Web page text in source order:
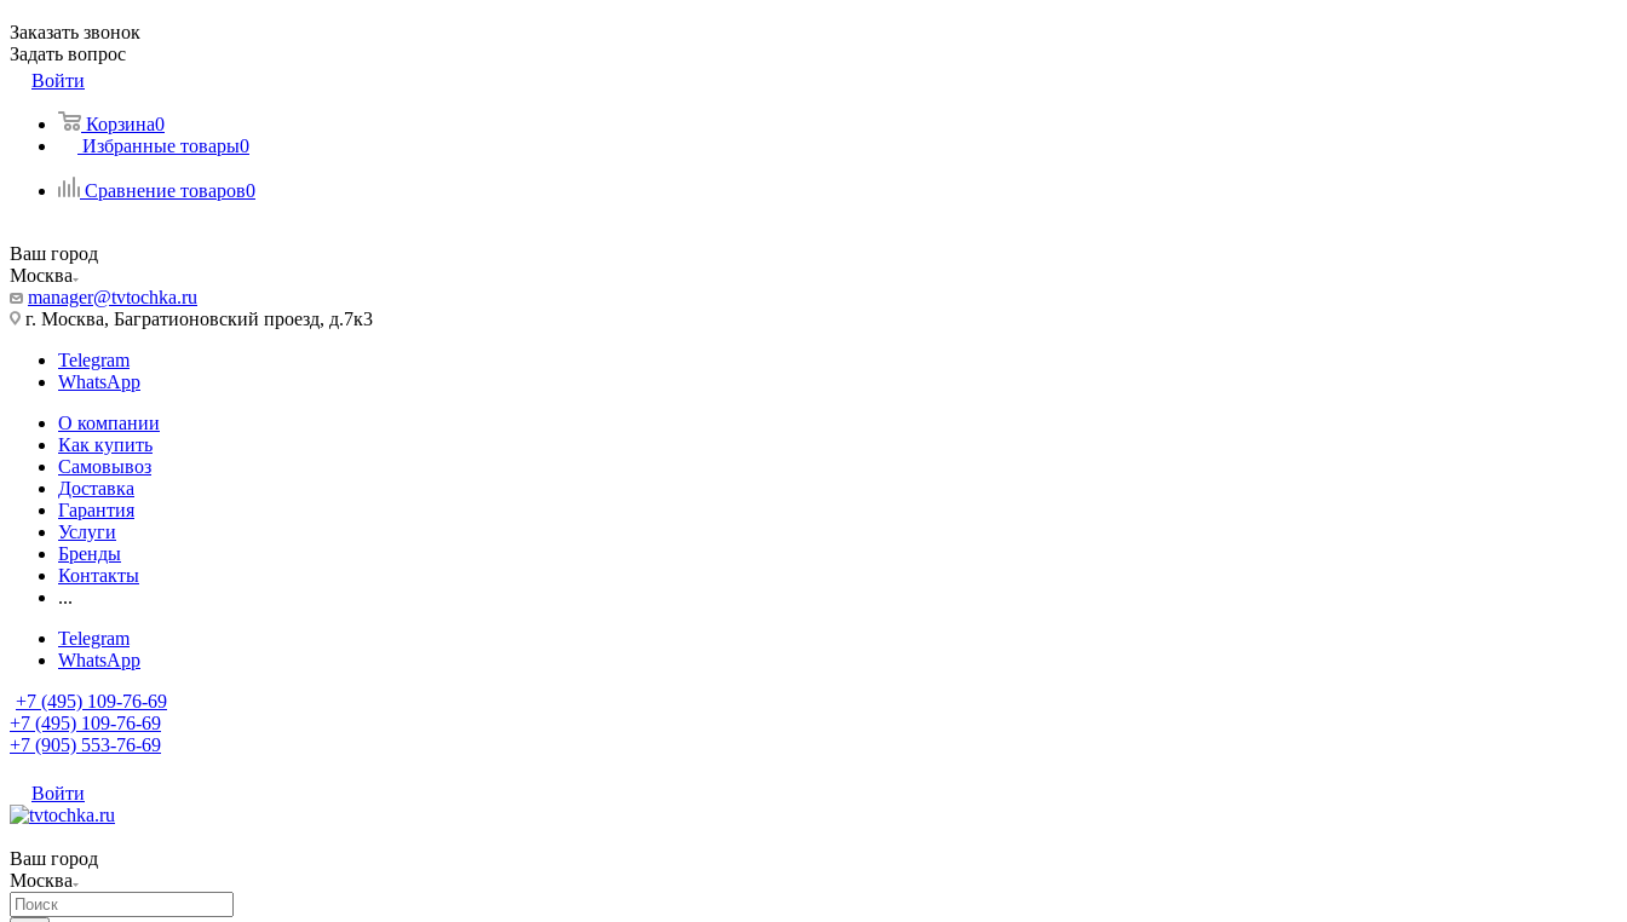
Заказать звонок
Задать вопрос
Войти
Корзина0
Избранные товары0
Сравнение товаров0
Ваш город
Москва
manager@tvtochka.ru
г. Москва, Багратионовский проезд, д.7к3
Telegram
WhatsApp
О компании
Как купить
Самовывоз
Доставка
Гарантия
Услуги
Бренды
Контакты
...
Telegram
WhatsApp
+7 (495) 109-76-69
+7 (495) 109-76-69
+7 (905) 553-76-69
Войти
Ваш город
Москва